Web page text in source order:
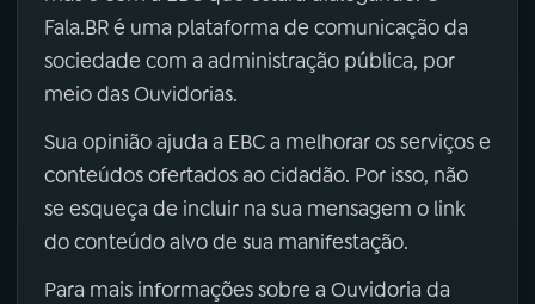
Fala.BR é uma plataforma de comunicação da
sociedade com a administração pública, por
meio das Ouvidorias.
Sua opinião ajuda a EBC a melhorar os serviços e
conteúdos ofertados ao cidadão. Por isso, não
se esqueça de incluir na sua mensagem o link
do conteúdo alvo de sua manifestação.
Para mais informações sobre a Ouvidoria da